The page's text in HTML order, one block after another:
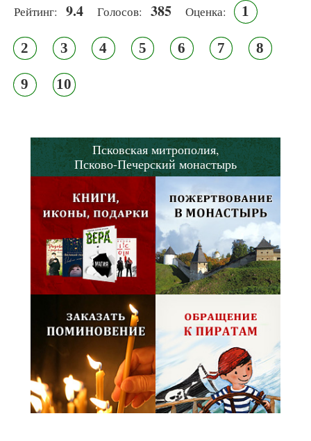
Рейтинг: 9.4 Голосов: 385 Оценка: 1
2 3 4 5 6 7 8
9 10
Псковская митрополия,
Псково-Печерский монастырь